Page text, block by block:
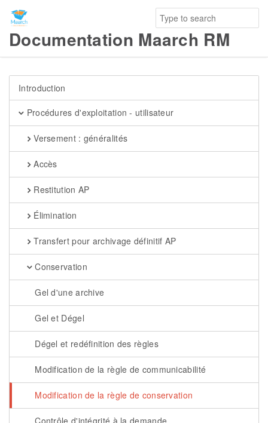
Documentation Maarch RM
Introduction
Procédures d'exploitation - utilisateur
Versement : généralités
Accès
Restitution AP
Élimination
Transfert pour archivage définitif AP
Conservation
Gel d'une archive
Gel et Dégel
Dégel et redéfinition des règles
Modification de la règle de communicabilité
Modification de la règle de conservation
Contrôle d'intégrité à la demande